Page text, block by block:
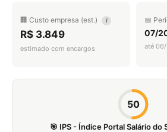
🏢 Custo empresa (est.) i
R$ 3.849
estimado com encargos
📅
07/
até
50
🎯 IPS - Índice Portal Salário do